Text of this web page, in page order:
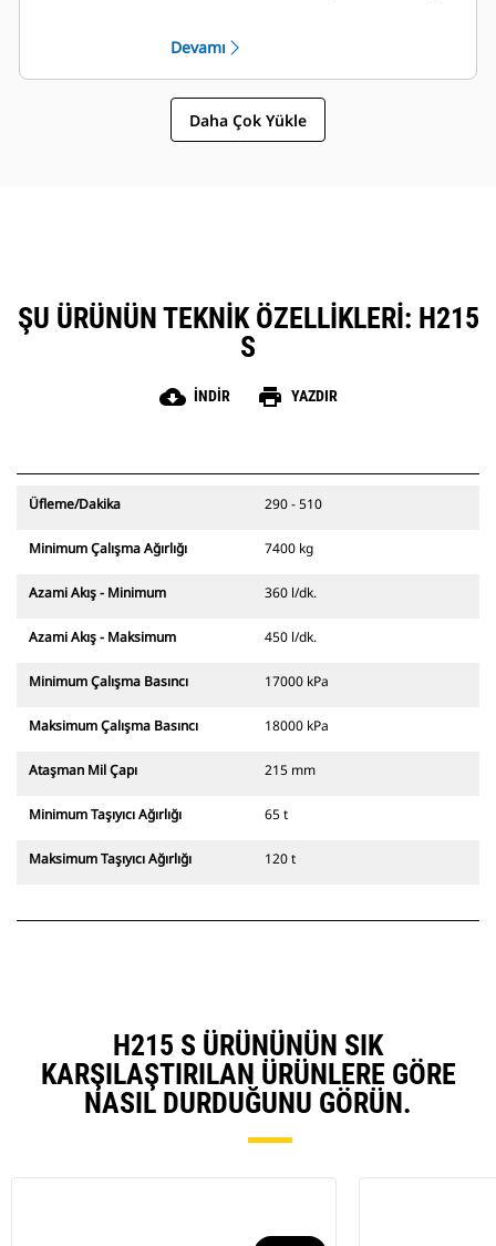
kullanım ömrünü uzatmaya
yardımcı olur.
Petrol yakıtlı tasarım, gaz
dolumunu kontrol etme ihtiyacını
ortadan kaldırır.
Devamı
Daha Çok Yükle
ŞU ÜRÜNÜN TEKNIK ÖZELLIKLERI: H215
S
cloud_download İNDIR print YAZDIR
Üfleme/Dakika 290 - 510
Minimum Çalışma Ağırlığı 7400 kg
Azami Akış - Minimum 360 l/dk.
Azami Akış - Maksimum 450 l/dk.
Minimum Çalışma Basıncı 17000 kPa
Maksimum Çalışma Basıncı 18000 kPa
Ataşman Mil Çapı 215 mm
Minimum Taşıyıcı Ağırlığı 65 t
Maksimum Taşıyıcı Ağırlığı 120 t
H215 S ÜRÜNÜNÜN SIK
KARŞILAŞTIRILAN ÜRÜNLERE GÖRE
NASIL DURDUĞUNU GÖRÜN.